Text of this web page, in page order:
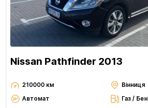
Nissan Pathfinder 2013
210000 км
Вінниця
Автомат
Газ /